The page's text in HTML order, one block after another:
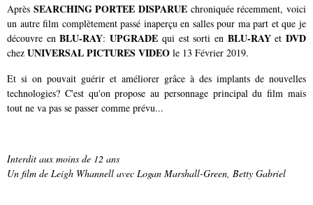
Après SEARCHING PORTEE DISPARUE chroniquée récemment, voici
un autre film complètement passé inaperçu en salles pour ma part et que je
découvre enBLU-RAY:UPGRADE qui est sorti en BLU-RAYetDVD
chez UNIVERSAL PICTURES VIDEO le 13 Février 2019.
Et si on pouvait guérir et améliorer grâce à des implants de nouvelles
technologies? C'est qu'on propose au personnage principal du film mais
tout ne va pas se passer comme prévu...
Interdit aux moins de 12 ans
Un film de Leigh Whannell avec Logan Marshall-Green, Betty Gabriel